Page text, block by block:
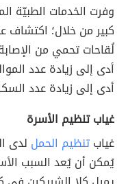
وفرت الخدمات
كبير من خلال؛ اكتشاف
لُقاحات تحمي من
أدى إلى زيادة عدد
أدى إلى زيادة عدد
غياب تنظيم الأسرة
غيابتنظيم الحمل لدى
يُمكن أن يُعد السبب